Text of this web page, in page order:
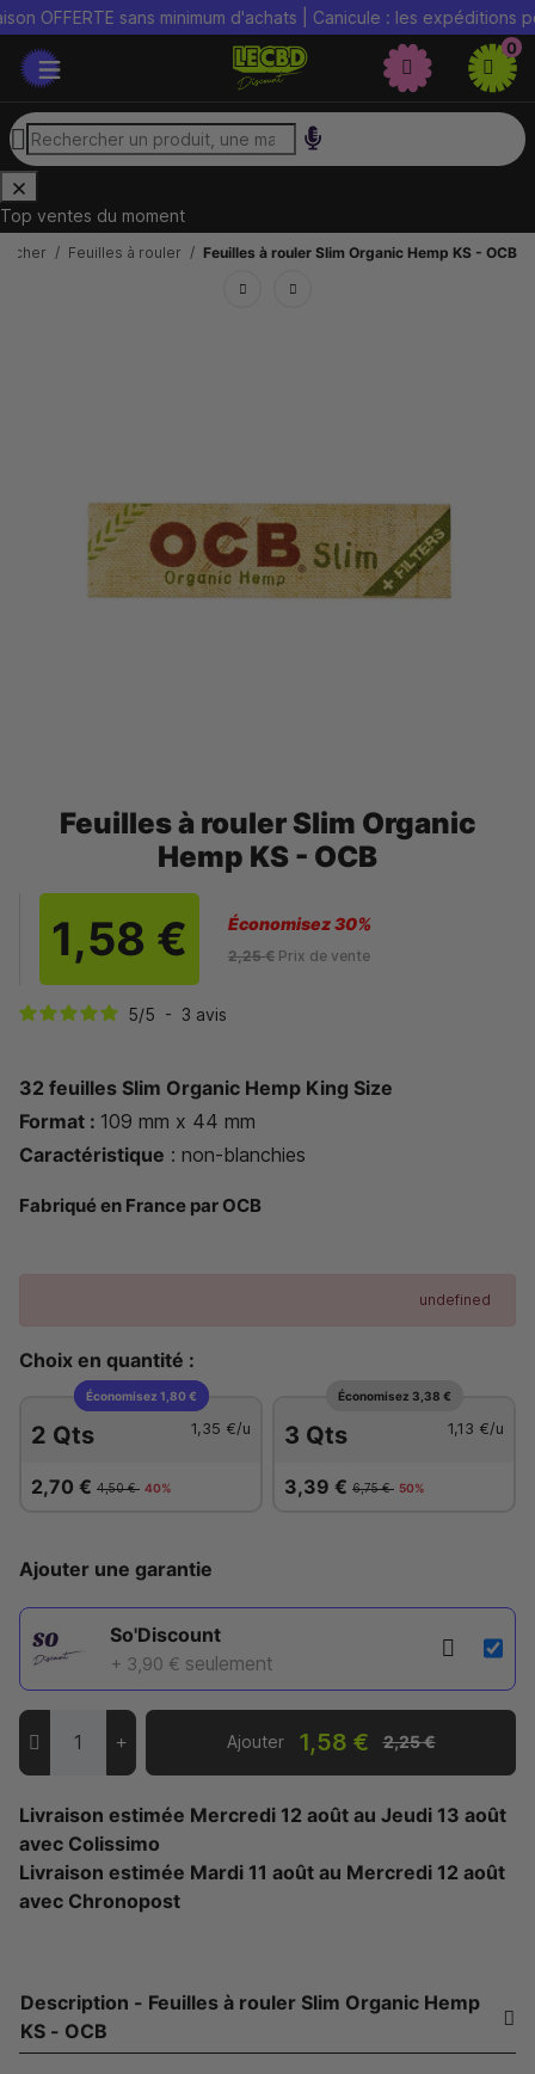
sans minimum d'achats | Canicule : les expéditions
0
Top ventes du moment
cher Feuilles à rouler Feuilles à rouler Slim Organic Hemp KS - OCB
Feuilles à rouler Slim Organic
Hemp KS - OCB
1,58 € Économisez 30%
2,25 € Prix de vente
5/5 - 3 avis
32 feuilles Slim Organic Hemp King Size
Format : 109 mm x 44 mm
Caractéristique : non-blanchies
Fabriqué en France par OCB
undefined
Choix en quantité :
Économisez 1,80 €
2 Qts 1,35 €/u
2,70 € 4,50 € 40%
Économisez 3,38 €
3 Qts 1,13 €/u
3,39 € 6,75 € 50%
Ajouter une garantie
So'Discount
+ 3,90 € seulement
Ajouter 1,58 € 2,25 €
Livraison estimée Mercredi 12 août au Jeudi 13 août
avec Colissimo
Livraison estimée Mardi 11 août au Mercredi 12 août
avec Chronopost
Description - Feuilles à rouler Slim Organic Hemp
KS - OCB